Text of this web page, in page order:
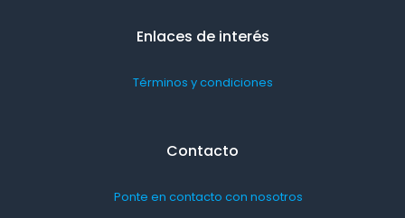
Enlaces de interés
Términos y condiciones
Contacto
Ponte en contacto con nosotros